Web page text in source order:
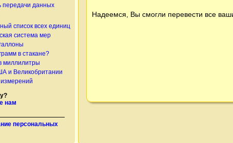
передачи данных
список всех единиц
система мер
в стакане?
миллилитры
и Великобритании
нам
персональных
Надеемся, Вы смогли перевести все